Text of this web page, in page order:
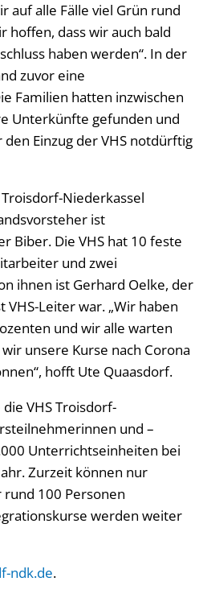
auf alle Fälle viel Grün rund
hoffen, dass wir auch bald
haben werden“. In der
zuvor eine
Familien hatten inzwischen
Unterkünfte gefunden und
Einzug der VHS notdürftig
Niederkassel
ist
Biber. Die VHS hat 10 feste
und zwei
ihnen ist Gerhard Oelke, der
VHS-Leiter war. „Wir haben
und wir alle warten
unsere Kurse nach Corona
hofft Ute Quaasdorf.
VHS Troisdorf-
und –
Unterrichtseinheiten bei
Zurzeit können nur
rund 100 Personen
werden weiter
ndk.de.